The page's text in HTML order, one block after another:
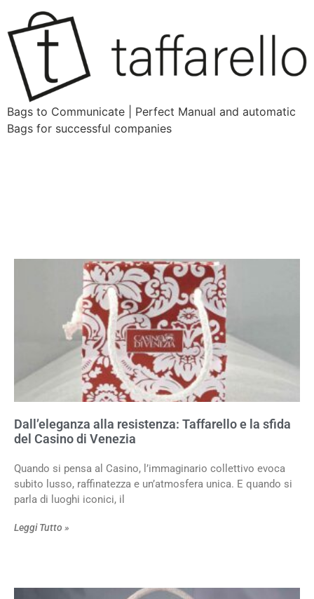
Bags to Communicate | Perfect Manual and automatic
Bags for successful companies
Dall’eleganza alla resistenza: Taffarello e la sfida
del Casino di Venezia
Quando si pensa al Casino, l’immaginario collettivo evoca
subito lusso, raffinatezza e un’atmosfera unica. E quando si
parla di luoghi iconici, il
Leggi Tutto »